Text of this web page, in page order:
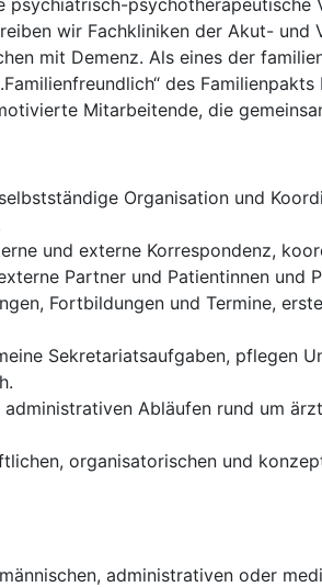
wir Fachkliniken der Akut-
mit Demenz. Als eines der
des
Mitarbeitende, die
Organisation und
und externe Korrespondenz,
Partner und Patientinnen und
Fortbildungen und Termine,
Sekretariatsaufgaben, pflegen
Abläufen rund um
organisatorischen und
administrativen oder